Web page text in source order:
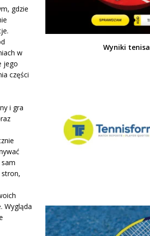
gdzie
w
jego
części
i gra
Wygląda
Wyniki tenisa